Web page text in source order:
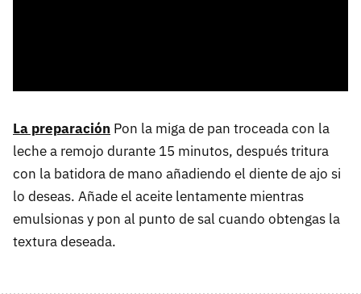
La preparación Pon la miga de pan troceada con la
leche a remojo durante 15 minutos, después tritura
con la batidora de mano añadiendo el diente de ajo si
lo deseas. Añade el aceite lentamente mientras
emulsionas y pon al punto de sal cuando obtengas la
textura deseada.